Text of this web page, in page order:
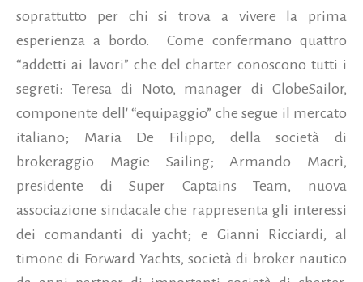
soprattutto per chi si trova a vivere la prima
esperienza a bordo. Come confermano quattro
“addetti ai lavori” che del charter conoscono tutti i
segreti: Teresa di Noto, manager di GlobeSailor,
componente dell' “equipaggio” che segue il mercato
italiano; Maria De Filippo, della società di
brokeraggio Magie Sailing; Armando Macrì,
presidente di Super Captains Team, nuova
associazione sindacale che rappresenta gli interessi
dei comandanti di yacht; e Gianni Ricciardi, al
timone di Forward Yachts, società di broker nautico